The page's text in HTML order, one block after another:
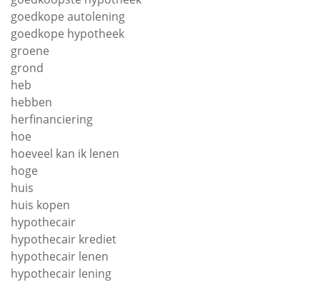
goedkope autolening
goedkope hypotheek
groene
grond
heb
hebben
herfinanciering
hoe
hoeveel kan ik lenen
hoge
huis
huis kopen
hypothecair
hypothecair krediet
hypothecair lenen
hypothecair lening